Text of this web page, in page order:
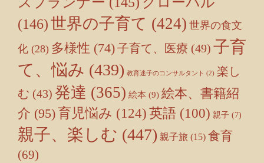
(146)世界の子育て (424) 世界の食文
化 (28) 多様性 (74)子育て、医療 (49) 子育
て、悩み (439) 教育迷子のコンサルタント (2) 楽し
む (43) 発達 (365) 絵本 (9) 絵本、書籍紹
介 (95)育児悩み (124) 英語 (100) 親子 (7)
親子、楽しむ (447) 親子旅 (15) 食育
(69)